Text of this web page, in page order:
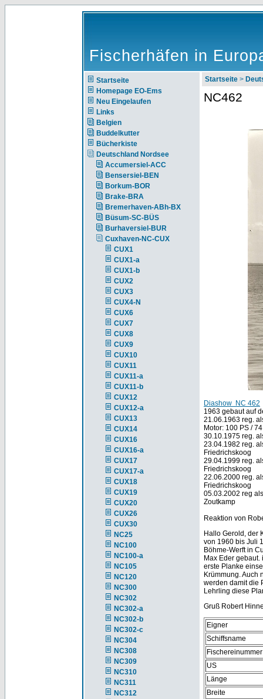
Fischerhäfen in
Startseite
Homepage EO-Ems
Neu Eingelaufen
Links
Belgien
Buddelkutter
Bücherkiste
Deutschland Nordsee
Accumersiel-ACC
Bensersiel-BEN
Borkum-BOR
Brake-BRA
Bremerhaven-ABh-BX
Büsum-SC-BÜS
Burhaversiel-BUR
Cuxhaven-NC-CUX
CUX1
CUX1-a
CUX1-b
CUX2
CUX3
CUX4-N
CUX6
CUX7
CUX8
CUX9
CUX10
CUX11
CUX11-a
CUX11-b
CUX12
CUX12-a
CUX13
CUX14
CUX16
CUX16-a
CUX17
CUX17-a
CUX18
CUX19
CUX20
CUX26
CUX30
NC25
NC100
NC100-a
NC105
NC120
NC300
NC302
NC302-a
NC302-b
NC302-c
NC304
NC308
NC309
NC310
NC311
NC312
Startseite >
NC462
Diashow NC 462
1963 gebaut auf
21.06.1963 reg.
Motor: 100 PS /
30.10.1975 reg.
23.04.1982 reg.
Friedrichskoog
29.04.1999 reg.
Friedrichskoog
22.06.2000 reg.
Friedrichskoog
05.03.2002 reg
Zoutkamp
Reaktion von
Hallo Gerold, der
von 1960 bis Juli
Böhme-Werft in
Max Eder
erste Planke
Krümmung. Auch
werden damit die
Lehrling diese
Gruß Robert
Eigner
Schiffsname
Fischereinummer
US
Länge
Breite